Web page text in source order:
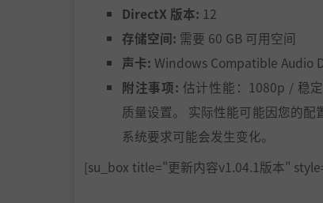
DirectX 版本: 12
存储空间: 需要 60 GB 可用空间
声卡: Windows Compatible Audio
附注事项: 估计性能：1080p / 稳
质量设置。 实际性能可能因您的配
系统要求可能会发生变化。
[su_box title="更新内容v1.04.1版本"